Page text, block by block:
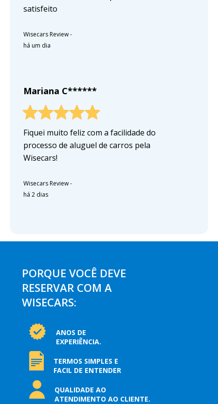
satisfeito
Wisecars Review-
há um dia
Mariana C******
Fiquei muito feliz com a facilidade do
processo de aluguel de carros pela
Wisecars!
Wisecars Review-
há 2 dias
PORQUE VOCÊ DEVE
RESERVAR COM A
WISECARS:
ANOS DE
EXPERIÊNCIA.
TERMOS SIMPLES E
FACIL DE ENTENDER
QUALIDADE AO
ATENDIMENTO AO CLIENTE.